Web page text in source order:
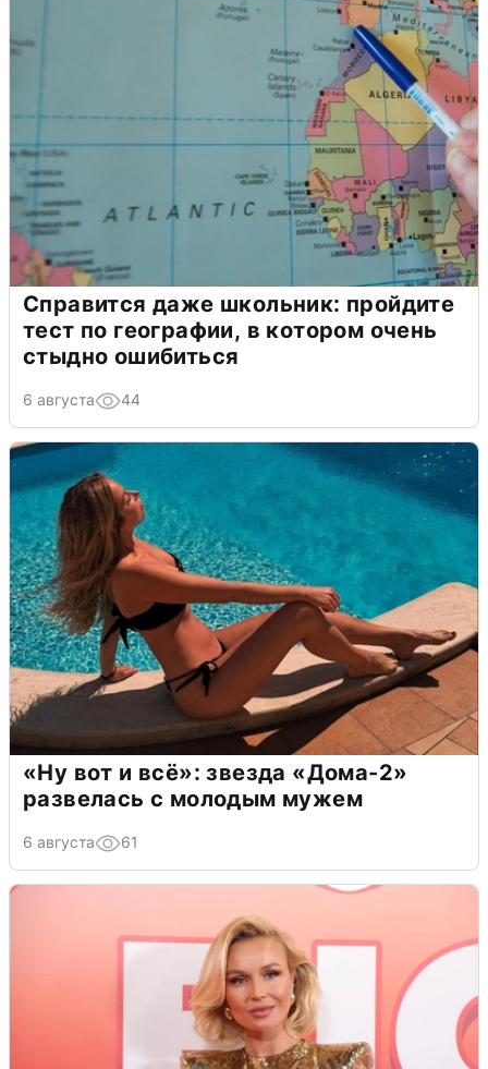
Справится даже школьник: пройдите
тест по географии, в котором очень
стыдно ошибиться
6 августа 44
«Ну вот и всё»: звезда «Дома-2»
развелась с молодым мужем
6 августа 61